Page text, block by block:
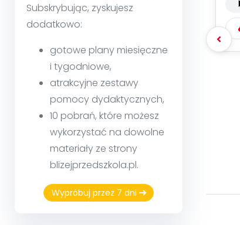
Subskrybując, zyskujesz
dodatkowo:
gotowe plany miesięczne
i tygodniowe,
atrakcyjne zestawy
pomocy dydaktycznych,
10 pobrań, które możesz
wykorzystać na dowolne
materiały ze strony
blizejprzedszkola.pl.
Wypróbuj przez 7 dni